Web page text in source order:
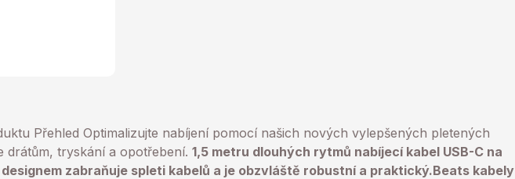
Přehled Optimalizujte nabíjení pomocí našich nových vylepšených pletených
drátům, tryskání a opotřebení. 1,5 metru dlouhých rytmů nabíjecí kabel USB-C na
designem zabraňuje spleti kabelů a je obzvláště robustní a praktický.Beats kabely